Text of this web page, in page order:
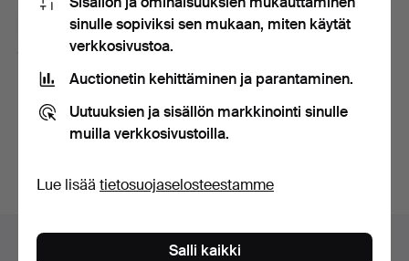
Olen vähintään 18-vuotias ja hyväksynkäyttäjäehdot
myyntiehdotsekä vahvistan lukeneeni
tietosuojakäytännön
Luo tili
Alatunnistenavigaatio
sinulle sopiviksi sen mukaan, miten käytät
verkkosivustoa.
Auctionetin kehittäminen ja parantaminen.
Uutuuksien ja sisällön markkinointi sinulle
muilla verkkosivustoilla.
Lue lisää tietosuojaselosteestamme
Salli kaikki